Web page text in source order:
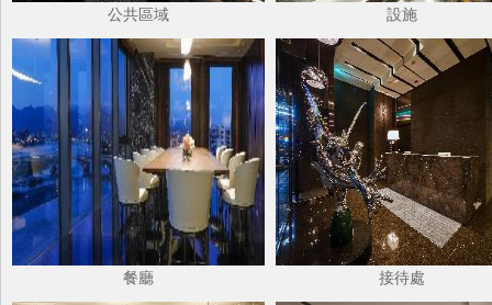
公共區域 設施
餐廳 接待處